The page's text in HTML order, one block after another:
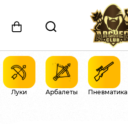
Луки Арбалеты Пневматика